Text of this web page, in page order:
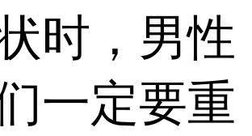
时，男性
一定要重